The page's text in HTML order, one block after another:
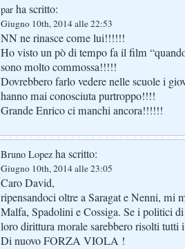
par ha scritto:
Giugno 10th, 2014 alle 22:53
NN ne rinasce come lui!!!!!!
Ho visto un pò di tempo fa il film
sono molto commossa!!!!!
Dovrebbero farlo vedere nelle scuole i
hanno mai conosciuta purtroppo!!!!
Grande Enrico ci manchi ancora!!!!!!
Bruno Lopez ha scritto:
Giugno 10th, 2014 alle 23:05
Caro David,
ripensandoci oltre a Saragat e Nenni, mi
Malfa, Spadolini e Cossiga. Se i politici
loro dirittura morale sarebbero risolti tutti
Di nuovo FORZA VIOLA !